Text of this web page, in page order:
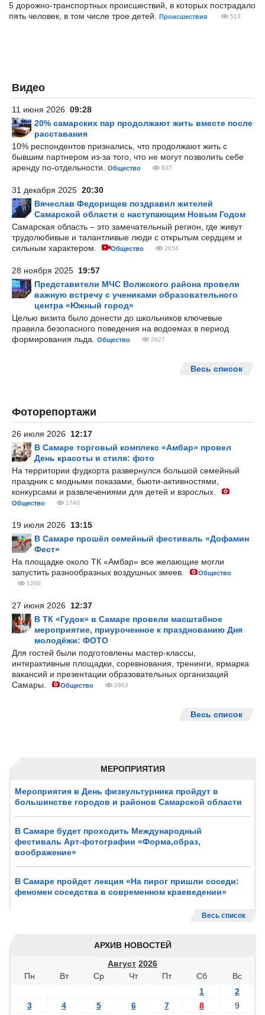
МЕРОПРИЯТИЯ
Мероприятия в День физкультурника пройдут в
большинстве городов и районов Самарской области
В Самаре будет проходить Международный
фестиваль Арт-фотографии «Форма,образ,
воображение»
В Самаре пройдет лекция «На пирог пришли соседи:
феномен соседства в современном краеведении»
Весь список
АРХИВ НОВОСТЕЙ
Август 2026
Пн
Вт Ср Чт Пт Сб
Вс
1
2
3
4 5 6 7 8 9
5 дорожно-транспортных происшествий, в которых пострадало
пять человек, в том числе трое детей.
Происшествия 513
Видео
11 июня 2026 09:28
20% самарских пар продолжают жить вместе после
расставания
10% респондентов признались, что продолжают жить с
бывшим партнером из-за того, что не могут позволить себе
аренду по-отдельности.
Общество 837
31 декабря 2025 20:30
Вячеслав Федорищев поздравил жителей
Самарской области с наступающим Новым Годом
Самарская область – это замечательный регион, где живут
трудолюбивые и талантливые люди с открытым сердцем и
сильным характером.
Общество 2654
28 ноября 2025 19:57
Представители МЧС Волжского района провели
важную встречу с учениками образовательного
центра «Южный город»
Целью визита было донести до школьников ключевые
правила безопасного поведения на водоемах в период
формирования льда.
Общество 2827
Весь список
Фоторепортажи
26 июля 2026 12:17
В Самаре торговый комплекс «Амбар» провел
День красоты и стиля: фото
На территории фудкорта развернулся большой семейный
праздник с модными показами, бьюти-активностями,
конкурсами и развлечениями для детей и взрослых.
Общество 1740
19 июля 2026 13:15
В Самаре прошёл семейный фестиваль «Дофамин
Фест»
На площадке около ТК «Амбар» все желающие могли
запустить разнообразных воздушных змеев.
Общество
1260
27 июня 2026 12:37
В ТК «Гудок» в Самаре провели масштабное
мероприятие, приуроченное к празднованию Дня
молодёжи: ФОТО
Для гостей были подготовлены мастер-классы,
интерактивные площадки, соревнования, тренинги, ярмарка
вакансий и презентации образовательных организаций
Самары.
Общество 2983
Весь список